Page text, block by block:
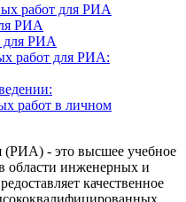
работ для РИА
РИА
для РИА
работ для РИА:
работ в личном
(РИА) - это высшее учебное
области инженерных и
качественное